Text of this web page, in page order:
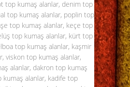
top kumaş alanlar, denim top
top kumaş alanlar, poplin top
top kumaş alanlar, keçe top
top kumaş alanlar, kürt top
top kumaş alanlar, kaşmir
viskon top kumaş alanlar,
alanlar, dakron top kumaş
kumaş alanlar, kadife top